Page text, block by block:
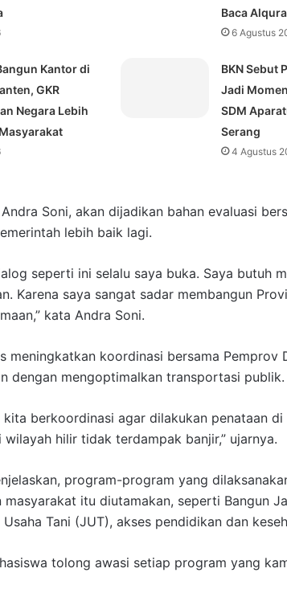
Baca
6 Agustus
Kantor di
GKR
Negara Lebih
BKN Sebut
Jadi
SDM
Serang
4 Agustus
Soni, akan dijadikan bahan evaluasi
lebih baik lagi.
seperti ini selalu saya buka. Saya butuh
Karena saya sangat sadar membangun
kata Andra Soni.
meningkatkan koordinasi bersama Pemprov
dengan mengoptimalkan transportasi publik.
kita berkoordinasi agar dilakukan penataan di
hilir tidak terdampak banjir,” ujarnya.
program-program yang
itu diutamakan, seperti Bangun
Tani (JUT), akses pendidikan dan
tolong awasi setiap program yang